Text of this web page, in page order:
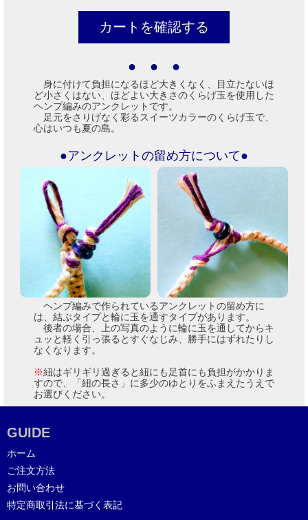
● ● ●
身に付けて負担になるほど大きくなく、目立たないほ
ど小さくはない、ほどよい大きさのくらげ玉を使用した
ヘンプ編みのアンクレットです。
足元をさりげなく彩るスイーツカラーのくらげ玉で、
心はいつも夏の島。
●アンクレットの留め方について●
ヘンプ編みで作られているアンクレットの留め方に
は、結ぶタイプと輪に玉を通すタイプがあります。
後者の場合、上の写真のように輪に玉を通してからキ
ュッと軽く引っ張るとすぐなじみ、勝手にはずれたりし
なくなります。
※紐はギリギリ過ぎると紐にも足首にも負担がかかりま
すので、「紐の長さ」に多少のゆとりをふまえたうえで
お選びください。
GUIDE
ホーム
ご注文方法
お問い合わせ
特定商取引法に基づく表記